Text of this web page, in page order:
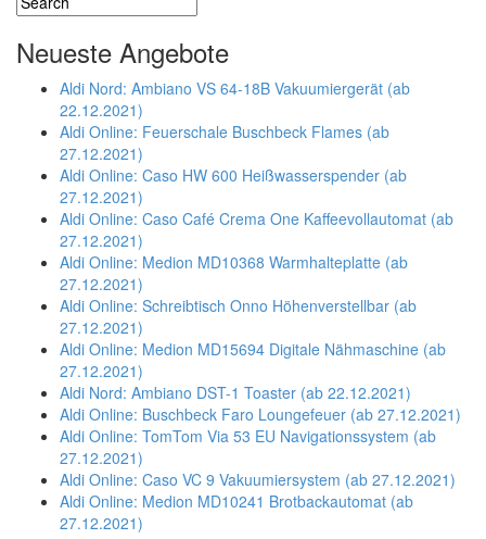
Neueste Angebote
Aldi Nord: Ambiano VS 64-18B Vakuumiergerät (ab
22.12.2021)
Aldi Online: Feuerschale Buschbeck Flames (ab
27.12.2021)
Aldi Online: Caso HW 600 Heißwasserspender (ab
27.12.2021)
Aldi Online: Caso Café Crema One Kaffeevollautomat (ab
27.12.2021)
Aldi Online: Medion MD10368 Warmhalteplatte (ab
27.12.2021)
Aldi Online: Schreibtisch Onno Höhenverstellbar (ab
27.12.2021)
Aldi Online: Medion MD15694 Digitale Nähmaschine (ab
27.12.2021)
Aldi Nord: Ambiano DST-1 Toaster (ab 22.12.2021)
Aldi Online: Buschbeck Faro Loungefeuer (ab 27.12.2021)
Aldi Online: TomTom Via 53 EU Navigationssystem (ab
27.12.2021)
Aldi Online: Caso VC 9 Vakuumiersystem (ab 27.12.2021)
Aldi Online: Medion MD10241 Brotbackautomat (ab
27.12.2021)